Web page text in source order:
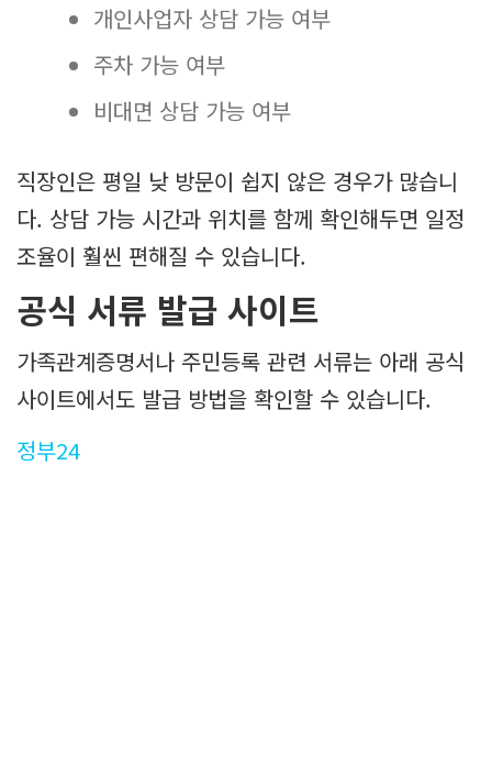
개인사업자 상담 가능 여부
주차 가능 여부
비대면 상담 가능 여부
직장인은 평일 낮 방문이 쉽지 않은 경우가 많습니
다. 상담 가능 시간과 위치를 함께 확인해두면 일정
조율이 훨씬 편해질 수 있습니다.
공식 서류 발급 사이트
가족관계증명서나 주민등록 관련 서류는 아래 공식
사이트에서도 발급 방법을 확인할 수 있습니다.
정부24